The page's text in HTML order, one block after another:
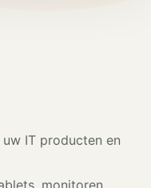
IT producten en
monitoren,